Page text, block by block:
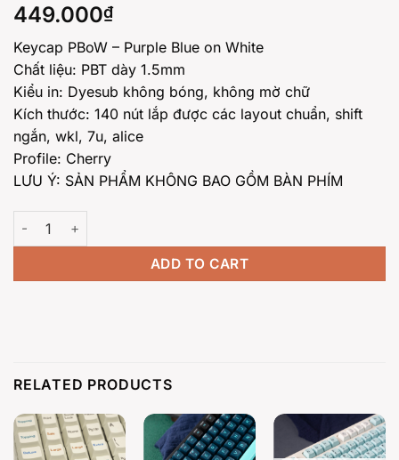
449.000₫
Keycap PBoW – Purple Blue on White
Chất liệu: PBT dày 1.5mm
Kiểu in: Dyesub không bóng, không mờ chữ
Kích thước: 140 nút lắp được các layout chuẩn, shift
ngắn, wkl, 7u, alice
Profile: Cherry
LƯU Ý: SẢN PHẨM KHÔNG BAO GỒM BÀN PHÍM
Keycap PBoW PBT dyesub, cherry profile quantity
ADD TO CART
RELATED PRODUCTS